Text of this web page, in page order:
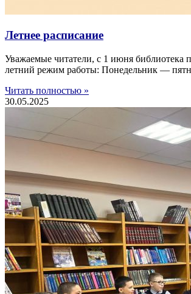
Летнее расписание
Уважаемые читатели, с 1 июня библиотека
летний режим работы: Понедельник —
Читать полностью »
30.05.2025